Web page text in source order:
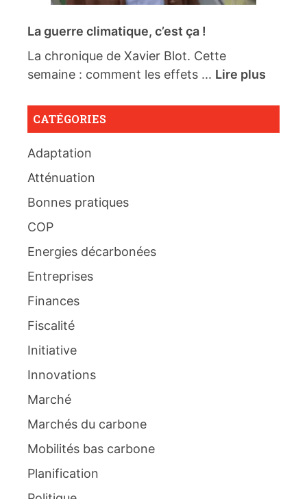
La guerre climatique, c’est ça !
La chronique de Xavier Blot. Cette
semaine : comment les effets ... Lire plus
CATÉGORIES
Adaptation
Atténuation
Bonnes pratiques
COP
Energies décarbonées
Entreprises
Finances
Fiscalité
Initiative
Innovations
Marché
Marchés du carbone
Mobilités bas carbone
Planification